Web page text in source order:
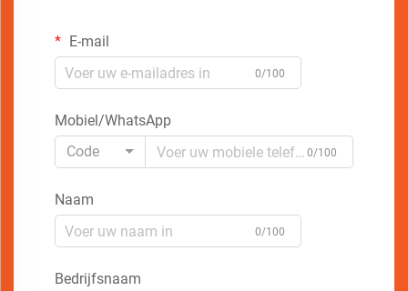
E-mail
0/100
Mobiel/WhatsApp
Code
0/100
Naam
0/100
Bedrijfsnaam